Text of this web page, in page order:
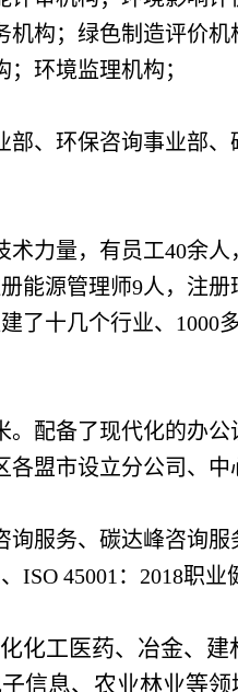
构；绿色制造评价机
环境监理机构；
部、环保咨询事业部
术力量，有员工40余
能源管理师9人，注
了十几个行业、1000
。配备了现代化的办
盟市设立分公司、中
服务、碳达峰咨询服
ISO 45001：2018职业
化工医药、冶金、
信息、农业林业等领